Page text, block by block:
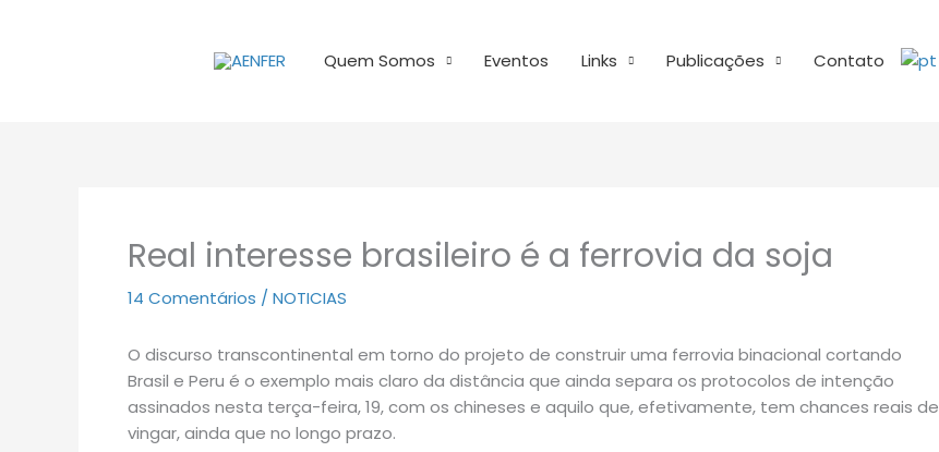
Quem Somos Eventos Links Publicações Contato
Real interesse brasileiro é a ferrovia da soja
14 Comentários / NOTICIAS
O discurso transcontinental em torno do projeto de construir uma ferrovia binacional cortando
Brasil e Peru é o exemplo mais claro da distância que ainda separa os protocolos de intenção
assinados nesta terça-feira, 19, com os chineses e aquilo que, efetivamente, tem chances reais de
vingar, ainda que no longo prazo.